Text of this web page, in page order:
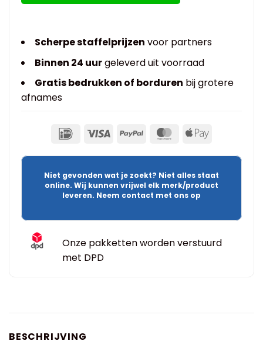
Scherpe staffelprijzen voor partners
Binnen 24 uurgeleverd uit voorraad
Gratis bedrukken of borduren bij grotere
afnames
Niet gevonden wat je zoekt? Niet alles staat
online. Wij kunnen vrijwel elk merk/product
leveren. Neem contact met ons op
Onze pakketten worden verstuurd
met DPD
BESCHRIJVING